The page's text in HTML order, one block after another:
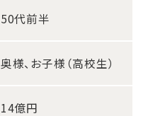
50代前半
奥様、お子様（高校生）
14億円